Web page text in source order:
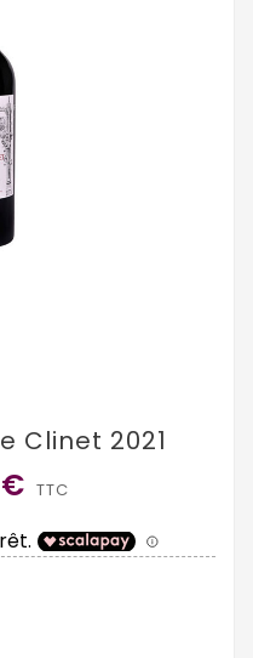
Clinet 2021
TTC